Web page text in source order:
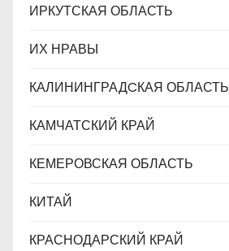
ИРКУТСКАЯ ОБЛАСТЬ
ИХ НРАВЫ
КАЛИНИНГРАДCКАЯ ОБЛАСТЬ
КАМЧАТСКИЙ КРАЙ
КЕМЕРОВСКАЯ ОБЛАСТЬ
КИТАЙ
КРАСНОДАРСКИЙ КРАЙ